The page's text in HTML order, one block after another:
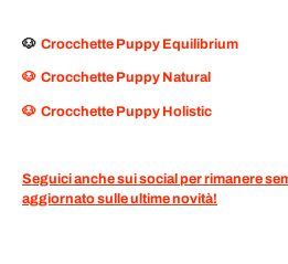
🐶 Crocchette Puppy Equilibrium
🐶 Crocchette Puppy Natural
🐶 Crocchette Puppy Holistic
Seguici anche sui social per rimanere
aggiornato sulle ultime novità!